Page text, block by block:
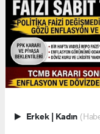
Erkek | Kadın